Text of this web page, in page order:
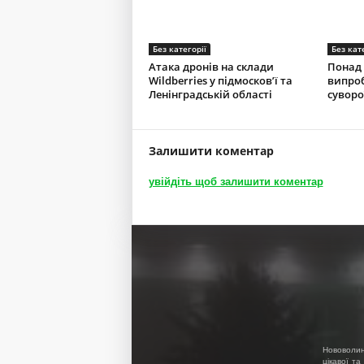
Без категорії
Атака дронів на склади
Wildberries у підмосков’ї та
Ленінградській області
Без
Понад
Залишити коментар
увійдіть щоб залишити коментар
цікавої